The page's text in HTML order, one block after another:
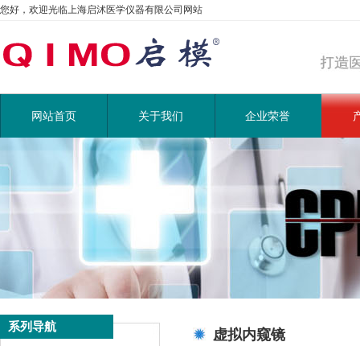
您好，欢迎光临上海启沭医学仪器有限公司网站
网站首页 关于我们 企业荣誉
系列导航
虚拟内窥镜